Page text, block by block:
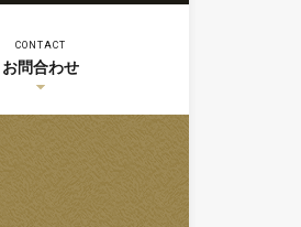
CONTACT
お問合わせ